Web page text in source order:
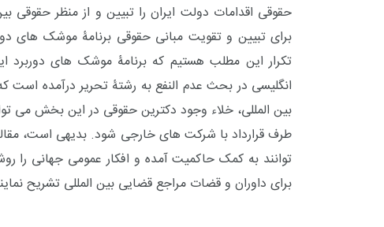
حقوقی اقدامات دولت ایران را تبیین و از منظر حقوقی
برای تبیین و تقویت مبانی حقوقی برنامۀ موشک های
تکرار این مطلب هستیم که برنامۀ موشک های دوربرد
انگلیسی در بحث عدم النفع به رشتۀ تحریر درآمده است
بین المللی، خلاء وجود دکترین حقوقی در این بخش می
طرف قرارداد با شرکت های خارجی شود. بدیهی است،
توانند به کمک حاکمیت آمده و افکار عمومی جهانی را
برای داوران و قضات مراجع قضایی بین المللی تشریح